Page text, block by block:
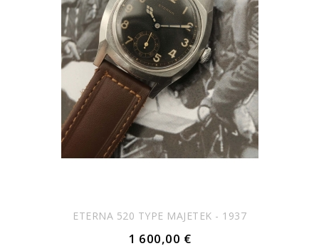
ETERNA 520 TYPE MAJETEK - 1937
1 600,00 €